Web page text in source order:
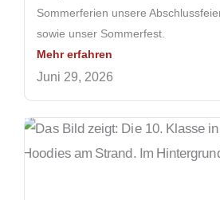
Sommerferien unsere
sowie unser Sommerfest.
Mehr erfahren
Juni 29, 2026